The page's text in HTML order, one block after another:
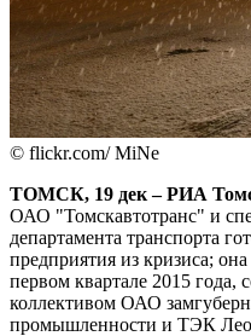
© flickr.com/ MiNe
ТОМСК, 19 дек – РИА
ОАО "Томскавтотранс" и
департамента транспорта
предприятия из кризиса;
первом квартале 2015 года,
коллективом ОАО
промышленности и ТЭК